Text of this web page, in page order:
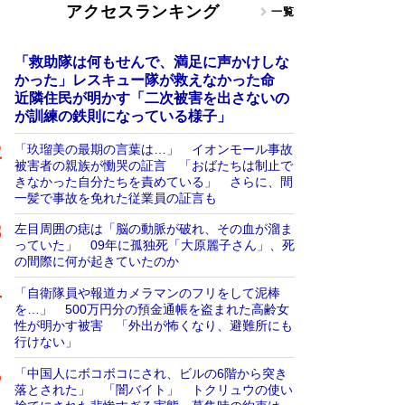
アクセスランキング 一覧
「救助隊は何もせんで、満足に声かけしな
かった」レスキュー隊が救えなかった命
近隣住民が明かす「二次被害を出さないの
が訓練の鉄則になっている様子」
「玖瑠美の最期の言葉は…」 イオンモール事故
被害者の親族が慟哭の証言 「おばたちは制止で
きなかった自分たちを責めている」 さらに、間
一髪で事故を免れた従業員の証言も
左目周囲の痣は「脳の動脈が破れ、その血が溜ま
っていた」 09年に孤独死「大原麗子さん」、死
の間際に何が起きていたのか
「自衛隊員や報道カメラマンのフリをして泥棒
を…」 500万円分の預金通帳を盗まれた高齢女
性が明かす被害 「外出が怖くなり、避難所にも
行けない」
「中国人にボコボコにされ、ビルの6階から突き
落とされた」 「闇バイト」 トクリュウの使い